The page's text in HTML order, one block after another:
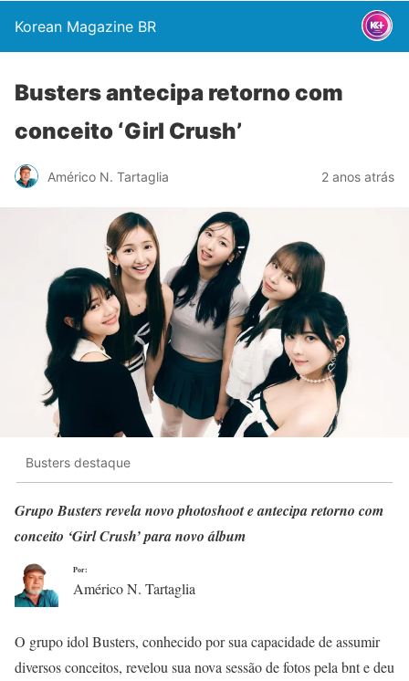
Korean Magazine BR
Busters antecipa retorno com
conceito ‘Girl Crush’
Américo N. Tartaglia 2 anos atrás
Busters destaque
Grupo Busters revela novo photoshoot e antecipa retorno com
conceito ‘Girl Crush’ para novo álbum
Por:
Américo N. Tartaglia
O grupo idol Busters, conhecido por sua capacidade de assumir
diversos conceitos, revelou sua nova sessão de fotos pela bnt e deu